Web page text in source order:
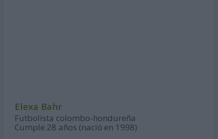
Elexa Bahr
Futbolista colombo-hondureña
Cumple 28 años (nació en 1998)